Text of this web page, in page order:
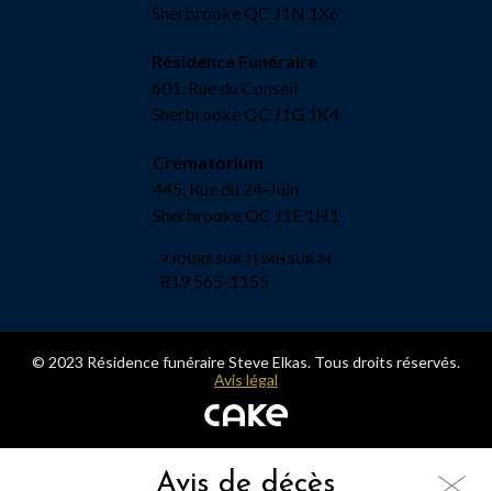
Sherbrooke QC J1N 1X6
Résidence Funéraire
601, Rue du Conseil
Sherbrooke QC J1G 1K4
Crématorium
445, Rue du 24-Juin
Sherbrooke QC J1E 1H1
7 JOURS SUR 7 | 24H SUR 24
819 565-1155
© 2023 Résidence funéraire Steve Elkas. Tous droits réservés.
Avis légal
Avis de décès